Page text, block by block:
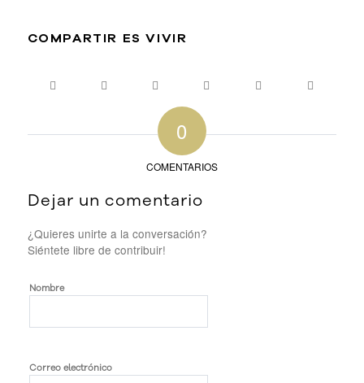
COMPARTIR ES VIVIR
0
COMENTARIOS
Dejar un comentario
¿Quieres unirte a la conversación?
Siéntete libre de contribuir!
Nombre
Correo electrónico